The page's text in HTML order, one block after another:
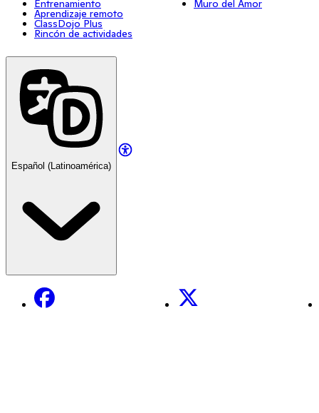
Entrenamiento
Aprendizaje remoto
ClassDojo Plus
Rincón de actividades
Muro del Amor
Español (Latinoamérica)
Facebook X